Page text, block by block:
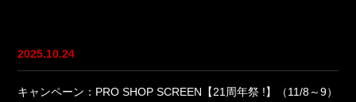
2025.10.24
キャンペーン：PRO SHOP SCREEN【21周年祭 !】（11/8～9）